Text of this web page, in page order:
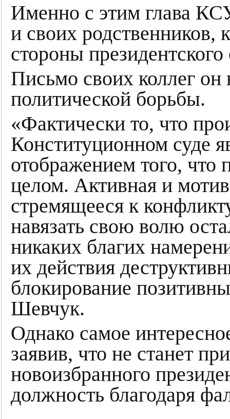
Именно с этим глава
и своих родственников,
стороны
Письмо своих коллег он
политической борьбы.
«Фактически то, что
Конституционном суде
отображением того, что
целом. Активная и
стремящееся к
навязать свою волю
никаких благих
их действия
блокирование
Шевчук.
Однако самое
заявив, что не станет
новоизбранного
должность благодаря